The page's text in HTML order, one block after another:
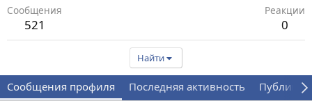
Сообщения
521
Реакции
0
Найти
Сообщения профиля Последняя активность